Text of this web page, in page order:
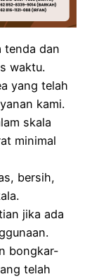
tenda dan
waktu.
yang telah
kami.
skala
minimal
bersih,
jika ada
bongkar-
telah